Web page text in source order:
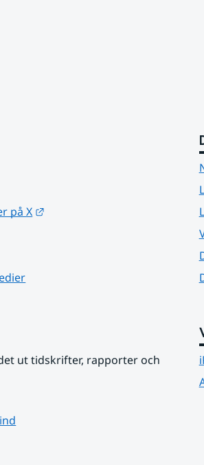
på X
ut tidskrifter, rapporter och